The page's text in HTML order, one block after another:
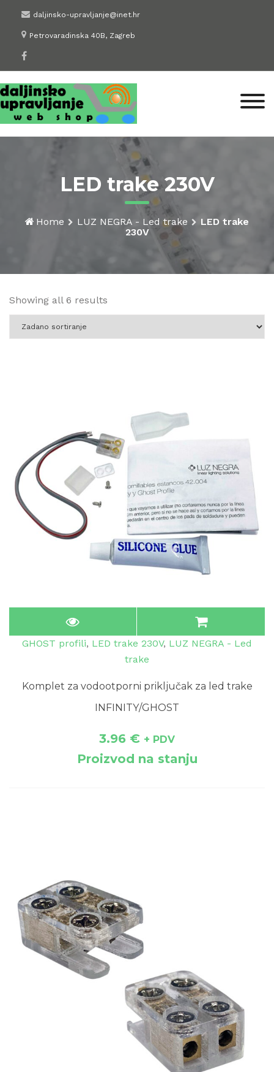
content
daljinsko-upravljanje@inet.hr
Petrovaradinska 40B, Zagreb
LED trake 230V
Home LUZ NEGRA - Led trake
LED trake
230V
Showing all 6 results
GHOST profili, LED trake 230V, LUZ NEGRA - Led
trake
Komplet za vodootporni priključak za led trake
INFINITY/GHOST
3.96 € + PDV
Proizvod na stanju